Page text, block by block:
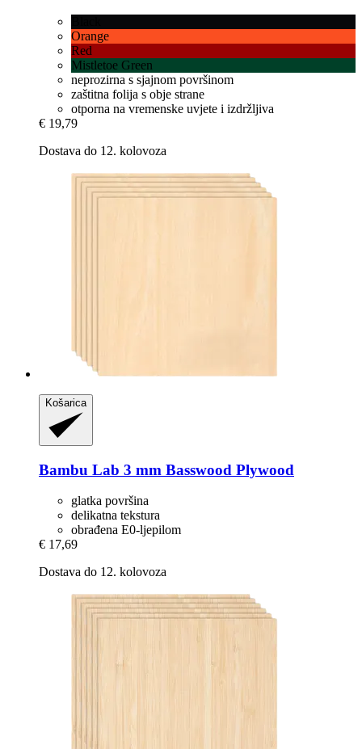
Orange
Red
Mistletoe Green
neprozirna s sjajnom površinom
zaštitna folija s obje strane
otporna na vremenske uvjete i izdržljiva
€ 19,79
Dostava do 12. kolovoza
Košarica
Bambu Lab 3 mm Basswood Plywood
glatka površina
delikatna tekstura
obrađena E0-ljepilom
€ 17,69
Dostava do 12. kolovoza